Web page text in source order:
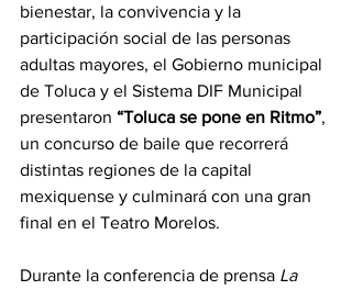
bienestar, la convivencia y la
participación social de las personas
adultas mayores, el Gobierno municipal
de Toluca y el Sistema DIF Municipal
presentaron “Toluca se pone en Ritmo”,
un concurso de baile que recorrerá
distintas regiones de la capital
mexiquense y culminará con una gran
final en el Teatro Morelos.
Durante la conferencia de prensa La